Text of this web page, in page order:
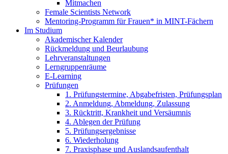
Mitmachen
Female Scientists Network
Mentoring-Programm für Frauen* in MINT-Fächern
Im Studium
Akademischer Kalender
Rückmeldung und Beurlaubung
Lehrveranstaltungen
Lerngruppenräume
E-Learning
Prüfungen
1. Prüfungstermine, Abgabefristen, Prüfungsplan
2. Anmeldung, Abmeldung, Zulassung
3. Rücktritt, Krankheit und Versäumnis
4. Ablegen der Prüfung
5. Prüfungsergebnisse
6. Wiederholung
7. Praxisphase und Auslandsaufenthalt